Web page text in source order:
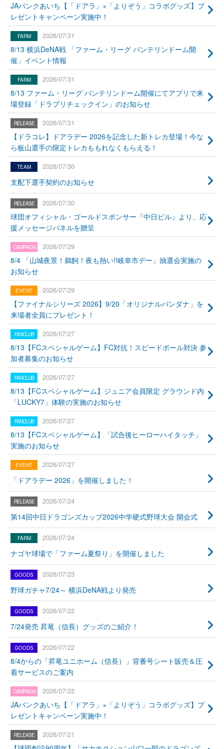
JAバンクあいち【「ドアラ」×「よりぞう」コラボグッズ】プ
レゼントキャンペーン実施中！
2026/07/31
8/13 横浜DeNA戦 「ファーム・リーグ バンテリンドーム開
催」イベント情報
2026/07/31
8/13 ファーム・リーグ バンテリンドーム開催にてアプリで来
場登録「ドラプリチェックイン」のお知らせ
2026/07/31
【ドラコレ】ドアラデー 2026を記念した新トレカ登場！今な
ら板山選手の限定トレカももれなくもらえる！
2026/07/30
支配下選手契約のお知らせ
2026/07/30
球団オフィシャル・ゴールドスポンサー『中日ビル』より、応
援メッセージパネルを贈呈
2026/07/29
8/4 「山城夜景！鵜飼！夜も熱い!!岐阜市デー」抽選会実施の
お知らせ
2026/07/29
【ファイナルシリーズ 2026】9/20「オリジナルバンダナ」を
来場者全員にプレゼント！
2026/07/27
8/13【FCスペシャルゲーム】FC対抗！スピードボール対決 参
加者募集のお知らせ
2026/07/27
8/13【FCスペシャルゲーム】ジュニア会員限定 グラウンド内
「LUCKY7」体験の実施のお知らせ
2026/07/27
8/13【FCスペシャルゲーム】「試合後ヒーローハイタッチ」
実施のお知らせ
2026/07/27
「ドアラデー 2026」を開催しました！
2026/07/24
第14回中日ドラゴンズカップ2026中学硬式野球大会 開会式
2026/07/24
ナゴヤ球場で「ファーム夏祭り」を開催しました
2026/07/23
野球ガチャ7/24～ 横浜DeNA戦より発売
2026/07/22
7/24発売 昇竜（信長）グッズのご紹介！
2026/07/22
8/4からの「昇竜ユニホーム（信長）」背番号シート販売＆圧
着サービスのご案内
2026/07/22
JAバンクあいち【「ドアラ」×「よりぞう」コラボグッズ】プ
レゼントキャンペーン実施中！
2026/07/21